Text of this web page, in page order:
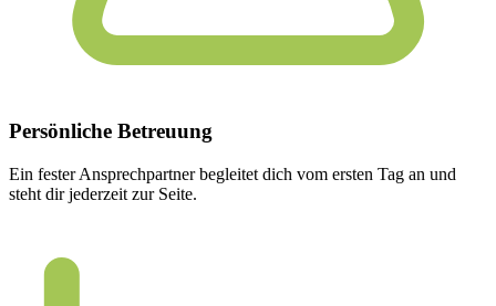
Persönliche Betreuung
Ein fester Ansprechpartner begleitet dich vom ersten Tag an und
steht dir jederzeit zur Seite.